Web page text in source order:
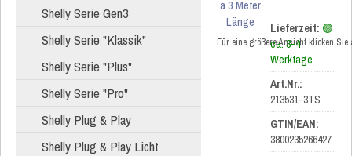
Shelly Serie Gen3
Shelly Serie "Klassik"
Shelly Serie "Plus"
Shelly Serie "Pro"
Shelly Plug & Play
Shelly Plug & Play Licht
Für eine größere Ansicht klicken
Lieferzeit: 🟢
ca. 3-4
Werktage
Art.Nr.:
213531-3TS
GTIN/EAN:
3800235266427